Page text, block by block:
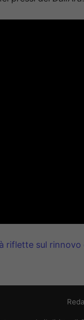
riflette sul